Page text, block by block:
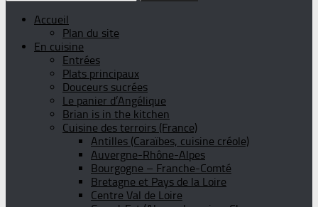
Accueil
Plan du site
En cuisine
Entrées
Plats principaux
Douceurs sucrées
Le panier d’Angélique
Brian is in the kitchen
Cuisine des terroirs (France)
Antilles (Caraïbes, cuisine créole)
Auvergne-Rhône-Alpes
Bourgogne – Franche-Comté
Bretagne et Pays de la Loire
Centre Val de Loire